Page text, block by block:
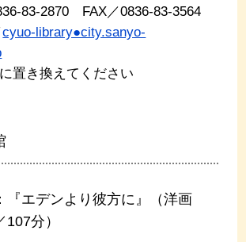
83-2870 FAX／0836-83-3564
cyuo-library●city.sanyo-
き換えてください
『エデンより彼方に』（洋画
107分）